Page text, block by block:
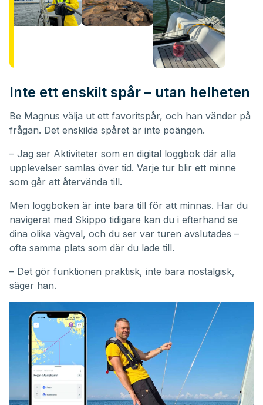
Inte ett enskilt spår – utan helheten
Be Magnus välja ut ett favoritspår, och han vänder på
frågan. Det enskilda spåret är inte poängen.
– Jag ser Aktiviteter som en digital loggbok där alla
upplevelser samlas över tid. Varje tur blir ett minne
som går att återvända till.
Men loggboken är inte bara till för att minnas. Har du
navigerat med Skippo tidigare kan du i efterhand se
dina olika vägval, och du ser var turen avslutades –
ofta samma plats som där du lade till.
– Det gör funktionen praktisk, inte bara nostalgisk,
säger han.